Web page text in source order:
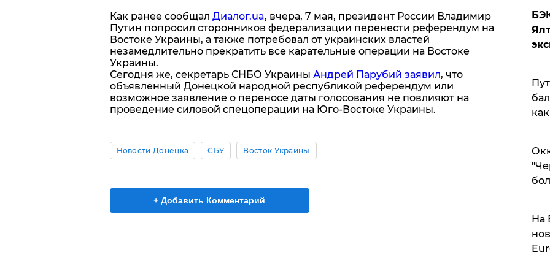
Как ранее сообщал Диалог.ua, вчера, 7 мая, президент России Владимир
Путин попросил сторонников федерализации перенести референдум на
Востоке Украины, а также потребовал от украинских властей
незамедлительно прекратить все карательные операции на Востоке
Украины.
Сегодня же, секретарь СНБО Украины Андрей Парубий заявил, что
объявленный Донецкой народной республикой референдум или
возможное заявление о переносе даты голосования не повлияют на
проведение силовой спецоперации на Юго-Востоке Украины.
Новости Донецка СБУ Восток Украины
+ Добавить Комментарий
На